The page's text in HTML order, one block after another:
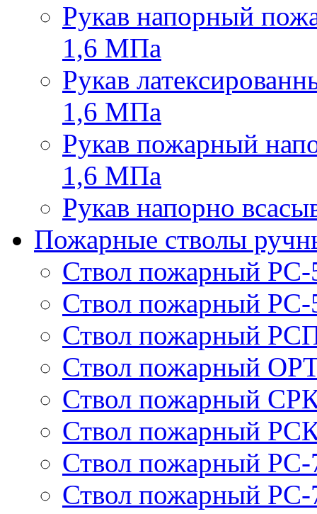
Рукав напорный
1,6 МПа
Рукав
1,6 МПа
Рукав пожарный
1,6 МПа
Рукав напорно
Пожарные стволы
Ствол пожарный РС-
Ствол пожарный РС-
Ствол пожарный
Ствол пожарный
Ствол пожарный
Ствол пожарный
Ствол пожарный РС-
Ствол пожарный РС-